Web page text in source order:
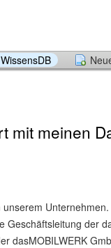
WissensDB
mit meinen
der
dasMOBILWERK